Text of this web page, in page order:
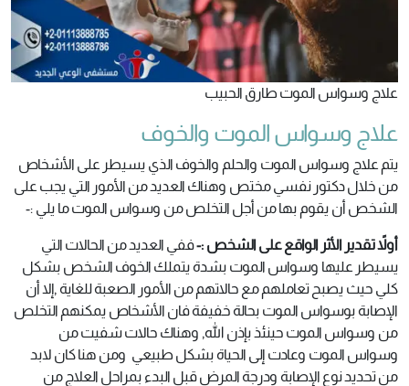
علاج وسواس الموت طارق الحبيب
علاج وسواس الموت والخوف
يتم علاج وسواس الموت والحلم والخوف الذي يسيطر على الأشخاص
من خلال دكتور نفسي مختص وهناك العديد من الأمور التي يجب على
الشخص أن يقوم بها من أجل التخلص من وسواس الموت ما يلي :-
أولاً تقدير الأثر الواقع على الشخص :-ففي العديد من الحالات التي
يسيطر عليها وسواس الموت بشدة يتملك الخوف الشخص بشكل
كلي حيث يصبح تعاملهم مع حالاتهم من الأمور الصعبة للغاية ,إلا أن
الإصابة بوسواس الموت بحالة خفيفة فان الأشخاص يمكنهم التخلص
من وسواس الموت حينئذ بإذن الله, وهناك حالات شفيت من
وسواس الموت وعادت إلى الحياة بشكل طبيعي ومن هنا كان لابد
من تحديد نوع الإصابة ودرجة المرض قبل البدء بمراحل العلاج من